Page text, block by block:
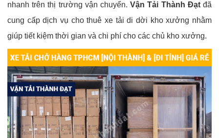
nhanh trên thị trường vận chuyển.Vận Tải Thành Đạtđã
cung cấp dịch vụ cho thuê xe tải di dời kho xưởng nhằm
giúp tiết kiệm thời gian và chi phí cho các chủ kho xưởng.